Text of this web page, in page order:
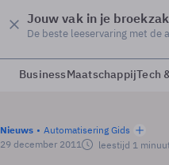
Jouw vak in je
De beste leeservaring met de
BusinessMaatschappijTech
Nieuws
Automatisering Gids
29 december 2011
leestijd 1